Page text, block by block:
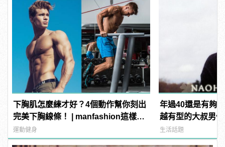
下胸肌怎麼練才好？4個動作幫你刻出
完美下胸線條！ | manfashion這樣變
型男
運動健身
年過40還是有夠
越有型的大叔男
人從那些年帥到
生活話題